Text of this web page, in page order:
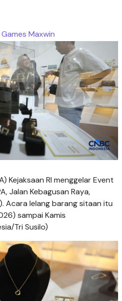
Maxwin
Kejaksaan RI menggelar Event
Jalan Kebagusan Raya,
Acara lelang barang sitaan itu
sampai Kamis
Tri Susilo)